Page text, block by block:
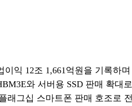
익 12조 1,661억원을 기록하며
와 서버용 SSD 판매 확대로
래그십 스마트폰 판매 호조로 전